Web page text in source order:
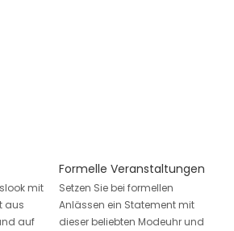
mit
aus
auf
Formelle Veranstaltungen
Setzen Sie bei formellen
Anlässen ein Statement mit
dieser beliebten Modeuhr und